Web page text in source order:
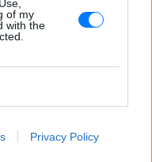
of my
with the
Privacy Policy
παρεμβάσεων
των παιδιών και